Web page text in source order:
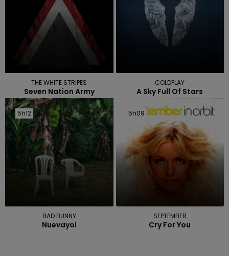
THE WHITE STRIPES
Seven Nation Army
COLDPLAY
A Sky Full Of Stars
5h12
5h12
BAD BUNNY
Nuevayol
5h09
5h09
SEPTEMBER
Cry For You